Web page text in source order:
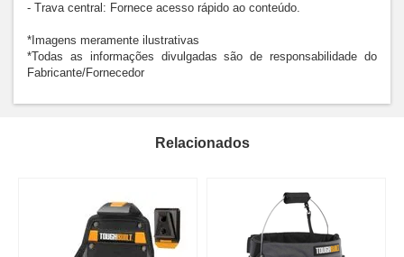
- Trava central: Fornece acesso rápido ao conteúdo.
*Imagens meramente ilustrativas
*Todas as informações divulgadas são de responsabilidade do
Fabricante/Fornecedor
Relacionados